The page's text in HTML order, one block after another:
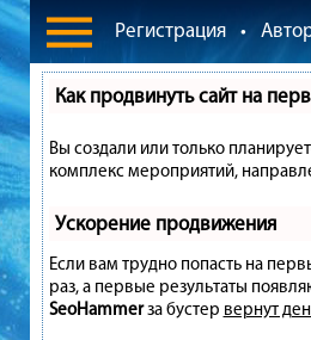
Регистрация •
Как продвинуть сайт на
Вы создали или только
комплекс мероприятий,
Ускорение продвижения
Если вам трудно попасть на
раз, а первые результаты
SeoHammerза бустер вернут